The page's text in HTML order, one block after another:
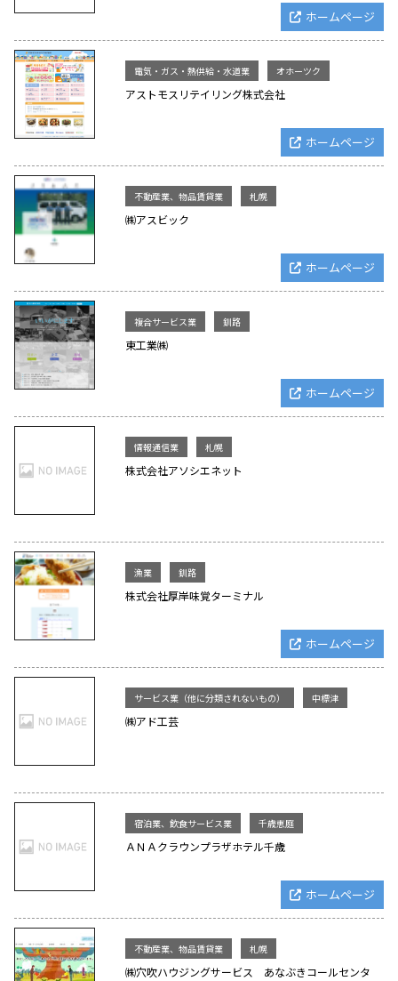
ホームページ
電気・ガス・熱供給・水道業 オホーツク
アストモスリテイリング株式会社
ホームページ
不動産業、物品賃貸業 札幌
㈱アスビック
ホームページ
複合サービス業 釧路
東工業㈱
ホームページ
情報通信業 札幌
株式会社アソシエネット
漁業 釧路
株式会社厚岸味覚ターミナル
ホームページ
サービス業（他に分類されないもの） 中標津
㈱アド工芸
宿泊業、飲食サービス業 千歳恵庭
ＡＮＡクラウンプラザホテル千歳
ホームページ
不動産業、物品賃貸業 札幌
㈱穴吹ハウジングサービス あなぶきコールセンタ